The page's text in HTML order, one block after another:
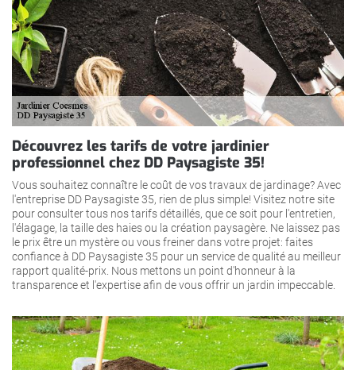
Découvrez les tarifs de votre jardinier
professionnel chez DD Paysagiste 35!
Vous souhaitez connaître le coût de vos travaux de jardinage? Avec
l'entreprise DD Paysagiste 35, rien de plus simple! Visitez notre site
pour consulter tous nos tarifs détaillés, que ce soit pour l'entretien,
l'élagage, la taille des haies ou la création paysagère. Ne laissez pas
le prix être un mystère ou vous freiner dans votre projet: faites
confiance à DD Paysagiste 35 pour un service de qualité au meilleur
rapport qualité-prix. Nous mettons un point d'honneur à la
transparence et l'expertise afin de vous offrir un jardin impeccable.